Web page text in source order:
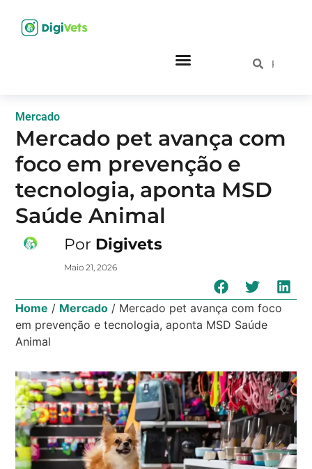
Mercado
Mercado pet avança com
foco em prevenção e
tecnologia, aponta MSD
Saúde Animal
Por Digivets
Maio 21, 2026
Home / Mercado / Mercado pet avança com foco
em prevenção e tecnologia, aponta MSD Saúde
Animal